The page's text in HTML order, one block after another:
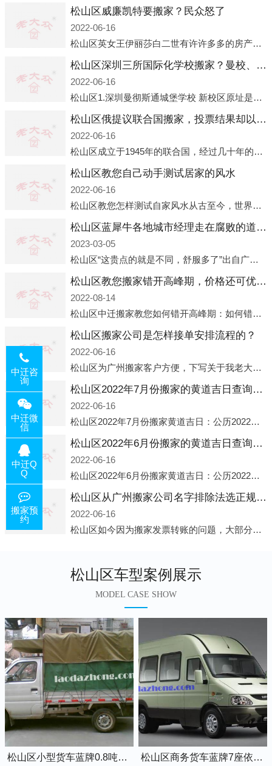
松山区威廉凯特要搬家？民众怒了
2022-06-16
松山区英女王伊丽莎白二世有许许多多的房产，遍布英国各地。而作为英女王的亲孙子、未来的英国国王，威廉王子自然也能享受到女王的房产。目前，威廉凯特以及三个孩子有两个经常居住的地点，一处是位于伦敦的肯辛顿宫，一处
松山区深圳三所国际化学校搬家？曼校、QSI、南山中英文搬走了
2022-06-16
松山区1.深圳曼彻斯通城堡学校 新校区原址是蛇口国际据悉，此次曼彻斯通城堡学校搬迁到蛇口新校区的开办与蛇口外籍人员子女学校（蛇口国际）有很大的关联。2021年，太子湾实验部就宣布在2022年正式并入蛇口外籍
松山区俄提议联合国搬家，投票结果却以惨败收场
2022-06-16
松山区成立于1945年的联合国，经过几十年的发展，如今拥有193个成员国。拥有如此众多会员国的联合国，可以说是世界上最具代表性的国际组织，也是世界上分量最重、有着较高话语权的国际组织。但以美国为首的西方国家
松山区教您自己动手测试居家的风水
2022-06-16
松山区教您怎样测试自家风水从古至今，世界各地的人们都在研究人在乾坤中的位置以及它们所形成的关系。通过探究季节转换、星象变化，并且在所观测到的自然规律的指导下，人们开始认识到居住在不同住宅中的人，其一生中的财
松山区蓝犀牛各地城市经理走在腐败的道路上
2023-03-05
松山区“这贵点的就是不同，舒服多了”出自广州运营邓经理的口中。2023年开年刚出来，三个司机（加盟蓝犀牛的个人队伍）便请广州经理去佛山娱乐场所大消费了一次，据知悉一晚消费达一万多，由三人平摊费用，燃鹅这样的
松山区教您搬家错开高峰期，价格还可优惠！
2022-08-14
松山区中迁搬家教您如何错开高峰期：如何错开高峰期搬家，中迁搬家做了一些电话数据统计和分析，发现市民中午2点左右访问网站的人是最多的，电话咨询是早上9点左右是最多的，预约搬家周六和周日是最多的，网上QQ微
松山区搬家公司是怎样接单安排流程的？
2022-06-16
松山区为广州搬家客户方便，下写关于我老大众搬家公司接单的流程，九条给搬家朋友参考，了解搬家公司工序，免去搬家时的没有准备好的工作，给您及时快速的搬好家。一．电话咨询：专人接待客户电话咨询，初步了解客户搬 家
松山区2022年7月份搬家的黄道吉日查询大全一览表哪天适合搬家好日子
2022-06-16
松山区2022年7月份搬家黄道吉日：公历2022年7月6日 农历六月初八 星期三 冲虎(甲寅)公历2022年7月12日 农历六月十四 星期二 冲猴(庚申)公历2022年7月13日 农历六月十五 星期三 冲鸡
松山区2022年6月份搬家的黄道吉日查询大全一览表哪天适合搬家好日子
2022-06-16
松山区2022年6月份搬家黄道吉日：公历2022年6月1日 农历五月初三 星期三 冲兔(己卯)公历2022年6月4日 农历五月初六 星期六 冲马(壬午)公历2022年6月8日 农历五月初十 星期三 冲狗(丙
松山区从广州搬家公司名字排除法选正规公司
2022-06-16
松山区如今因为搬家发票转账的问题，大部分搬家公司都已经注册了营业执照，早5年前基本上所谓的搬家公司都是无注册状态也就是无照营业，由于企业注册量大增所以各种企业信息展示平台如雨后春笋般遍地开花，如：天眼查，企
松山区车型案例展示
MODEL CASE SHOW
松山区小型货车蓝牌0.8吨小卡车 松山区商务货车蓝牌7座依维柯全顺车
中迁咨
询
中迁微
信
中迁Q
Q
搬家预
约